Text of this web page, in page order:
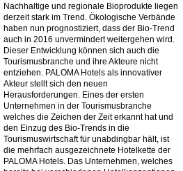
Nachhaltige und regionale Bioprodukte liegen
derzeit stark im Trend. Ökologische Verbände
haben nun prognostiziert, dass der Bio-Trend
auch in 2016 unvermindert weitergehen wird.
Dieser Entwicklung können sich auch die
Tourismusbranche und ihre Akteure nicht
entziehen. PALOMA Hotels als innovativer
Akteur stellt sich den neuen
Herausforderungen. Eines der ersten
Unternehmen in der Tourismusbranche
welches die Zeichen der Zeit erkannt hat und
den Einzug des Bio-Trends in die
Tourismuswirtschaft für unabdingbar hält, ist
die mehrfach ausgezeichnete Hotelkette der
PALOMA Hotels. Das Unternehmen, welches